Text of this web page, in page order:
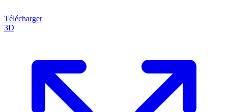
Télécharger
3D